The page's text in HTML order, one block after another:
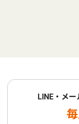
LINE・メ